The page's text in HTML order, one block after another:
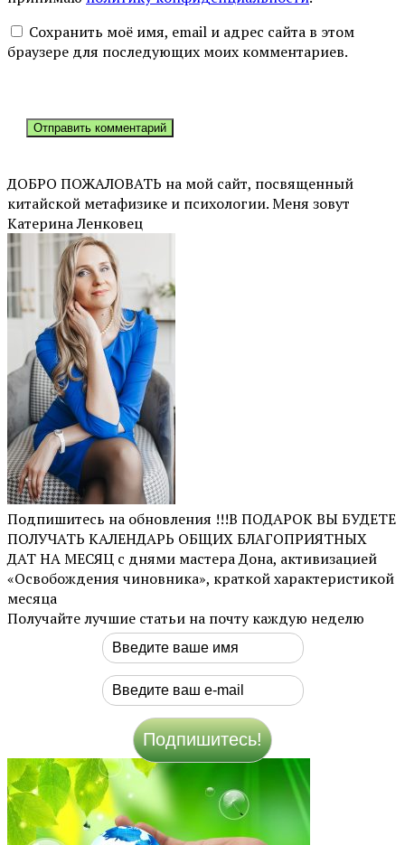
Сохранить моё имя, email и адрес сайта в этом
браузере для последующих моих комментариев.
ДОБРО ПОЖАЛОВАТЬ на мой сайт, посвященный
китайской метафизике и психологии. Меня зовут
Катерина Ленковец
Подпишитесь на обновления !!!В ПОДАРОК ВЫ БУДЕТЕ
ПОЛУЧАТЬ КАЛЕНДАРЬ ОБЩИХ БЛАГОПРИЯТНЫХ
ДАТ НА МЕСЯЦ с днями мастера Дона, активизацией
«Освобождения чиновника», краткой характеристикой
месяца
Получайте лучшие статьи на почту каждую неделю